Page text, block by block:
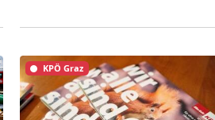
KPÖ Graz